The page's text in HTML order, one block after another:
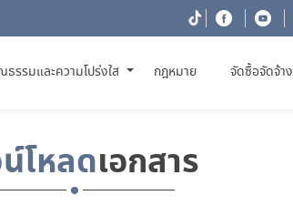
รรมและความโปร่งใส กฎหมาย จัดซื้อจัดจ้าง
โหลดเอกสาร